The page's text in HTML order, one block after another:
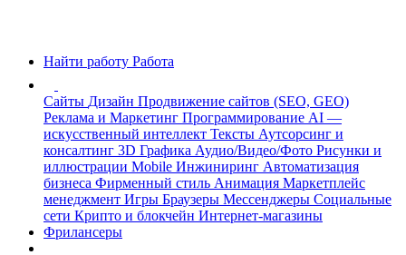
Найти работу Работа
Сайты Дизайн Продвижение сайтов (SEO, GEO)
Реклама и Маркетинг Программирование AI —
искусственный интеллект Тексты Аутсорсинг и
консалтинг 3D Графика Аудио/Видео/Фото Рисунки и
иллюстрации Mobile Инжиниринг Автоматизация
бизнеса Фирменный стиль Анимация Маркетплейс
менеджмент Игры Браузеры Мессенджеры Социальные
сети Крипто и блокчейн Интернет-магазины
Фрилансеры